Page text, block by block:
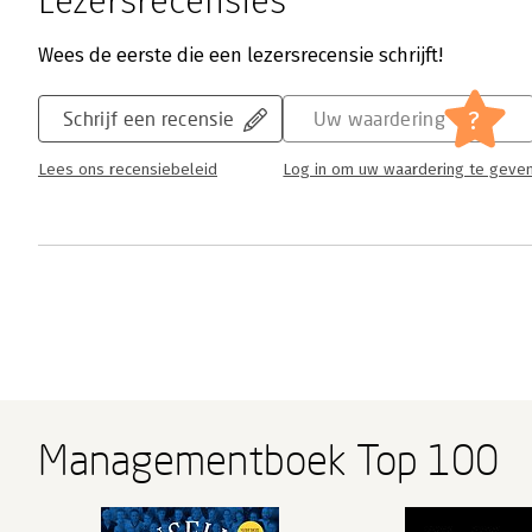
Wees de eerste die een lezersrecensie schrijft!
Schrijf een recensie
Lees ons recensiebeleid
Uw waardering ?
Log in om uw waardering te
Managementboek Top 100